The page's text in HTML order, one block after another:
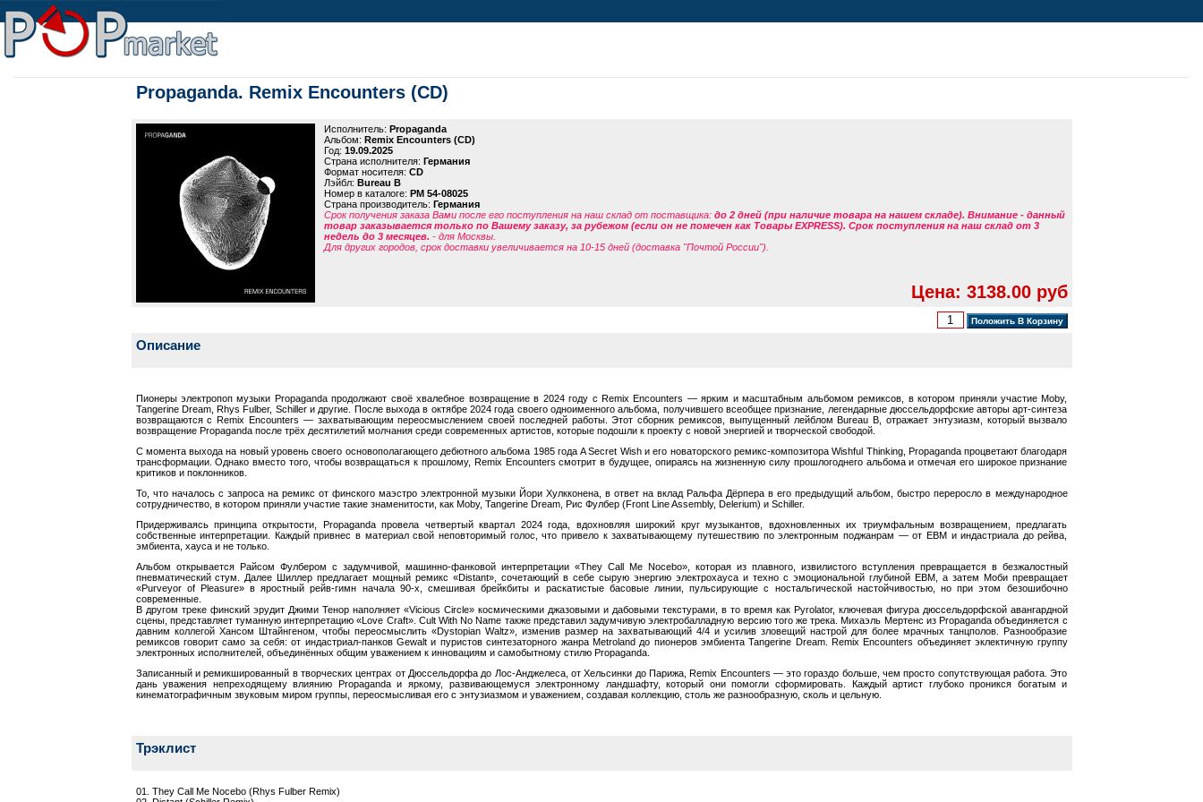
Propaganda. Remix Encounters (CD)
Исполнитель: Propaganda
Альбом: Remix Encounters (CD)
Год: 19.09.2025
Страна исполнителя: Германия
Формат носителя: CD
Лэйбл: Bureau B
Номер в каталоге: PM 54-08025
Страна производитель: Германия
Срок получения заказа Вами после его поступления на наш склад от поставщика: до 2 дней (при наличие товара на нашем складе). Внимание - данный
товар заказывается только по Вашему заказу, за рубежом (если он не помечен как Товары EXPRESS). Срок поступления на наш склад от 3
недель до 3 месяцев. - для Москвы.
Для других городов, срок доставки увеличивается на 10-15 дней (доставка "Почтой России").
Цена: 3138.00 руб
Описание
Пионеры электропоп музыки Propaganda продолжают своё хвалебное возвращение в 2024 году с Remix Encounters — ярким и масштабным альбомом ремиксов, в котором приняли участие Moby,
Tangerine Dream, Rhys Fulber, Schiller и другие. После выхода в октябре 2024 года своего одноименного альбома, получившего всеобщее признание, легендарные дюссельдорфские авторы арт-синтеза
возвращаются с Remix Encounters — захватывающим переосмыслением своей последней работы. Этот сборник ремиксов, выпущенный лейблом Bureau B, отражает энтузиазм, который вызвало
возвращение Propaganda после трёх десятилетий молчания среди современных артистов, которые подошли к проекту с новой энергией и творческой свободой.
С момента выхода на новый уровень своего основополагающего дебютного альбома 1985 года A Secret Wish и его новаторского ремикс-композитора Wishful Thinking, Propaganda процветают благодаря
трансформации. Однако вместо того, чтобы возвращаться к прошлому, Remix Encounters смотрит в будущее, опираясь на жизненную силу прошлогоднего альбома и отмечая его широкое признание
критиков и поклонников.
То, что началось с запроса на ремикс от финского маэстро электронной музыки Йори Хулкконена, в ответ на вклад Ральфа Дёрпера в его предыдущий альбом, быстро переросло в международное
сотрудничество, в котором приняли участие такие знаменитости, как Moby, Tangerine Dream, Рис Фулбер (Front Line Assembly, Delerium) и Schiller.
Придерживаясь принципа открытости, Propaganda провела четвертый квартал 2024 года, вдохновляя широкий круг музыкантов, вдохновленных их триумфальным возвращением, предлагать
собственные интерпретации. Каждый привнес в материал свой неповторимый голос, что привело к захватывающему путешествию по электронным поджанрам — от EBM и индастриала до рейва,
эмбиента, хауса и не только.
Альбом открывается Райсом Фулбером с задумчивой, машинно-фанковой интерпретации «They Call Me Nocebo», которая из плавного, извилистого вступления превращается в безжалостный
пневматический стум. Далее Шиллер предлагает мощный ремикс «Distant», сочетающий в себе сырую энергию электрохауса и техно с эмоциональной глубиной EBM, а затем Моби превращает
«Purveyor of Pleasure» в яростный рейв-гимн начала 90-х, смешивая брейкбиты и раскатистые басовые линии, пульсирующие с ностальгической настойчивостью, но при этом безошибочно
современные.
В другом треке финский эрудит Джими Тенор наполняет «Vicious Circle» космическими джазовыми и дабовыми текстурами, в то время как Pyrolator, ключевая фигура дюссельдорфской авангардной
сцены, представляет туманную интерпретацию «Love Craft». Cult With No Name также представил задумчивую электробалладную версию того же трека. Михаэль Мертенс из Propaganda объединяется с
давним коллегой Хансом Штайнгеном, чтобы переосмыслить «Dystopian Waltz», изменив размер на захватывающий 4/4 и усилив зловещий настрой для более мрачных танцполов. Разнообразие
ремиксов говорит само за себя: от индастриал-панков Gewalt и пуристов синтезаторного жанра Metroland до пионеров эмбиента Tangerine Dream. Remix Encounters объединяет эклектичную группу
электронных исполнителей, объединённых общим уважением к инновациям и самобытному стилю Propaganda.
Записанный и ремикшированный в творческих центрах от Дюссельдорфа до Лос-Анджелеса, от Хельсинки до Парижа, Remix Encounters — это гораздо больше, чем просто сопутствующая работа. Это
дань уважения непреходящему влиянию Propaganda и яркому, развивающемуся электронному ландшафту, который они помогли сформировать. Каждый артист глубоко проникся богатым и
кинематографичным звуковым миром группы, переосмысливая его с энтузиазмом и уважением, создавая коллекцию, столь же разнообразную, сколь и цельную.
Трэклист
01. They Call Me Nocebo (Rhys Fulber Remix)